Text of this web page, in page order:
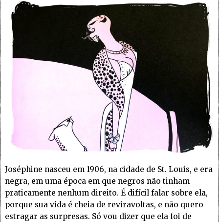
Joséphine nasceu em 1906, na cidade de St. Louis, e era
negra, em uma época em que negros não tinham
praticamente nenhum direito. É difícil falar sobre ela,
porque sua vida é cheia de reviravoltas, e não quero
estragar as surpresas. Só vou dizer que ela foi de